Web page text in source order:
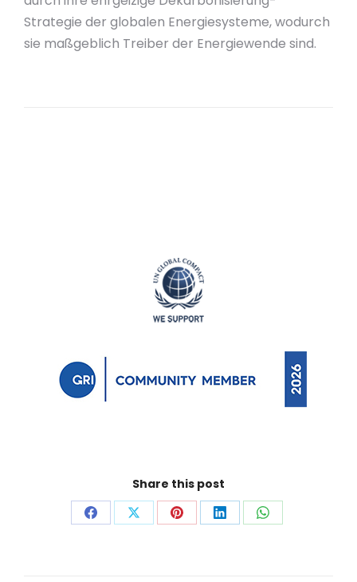
Strategie der globalen Energiesysteme, wodurch
sie maßgeblich Treiber der Energiewende sind.
Share this post
Auf
Auf
Auf
Auf
Auf